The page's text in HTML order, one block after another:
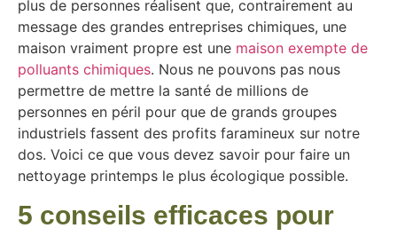
plus de personnes réalisent que, contrairement au
message des grandes entreprises chimiques, une
maison vraiment propre est une maison exempte de
polluants chimiques. Nous ne pouvons pas nous
permettre de mettre la santé de millions de
personnes en péril pour que de grands groupes
industriels fassent des profits faramineux sur notre
dos. Voici ce que vous devez savoir pour faire un
nettoyage printemps le plus écologique possible.
5 conseils efficaces pour